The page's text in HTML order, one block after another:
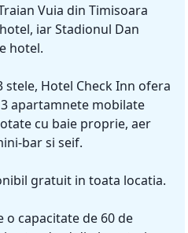
Vuia din Timisoara
iar Stadionul Dan
hotel.
stele, Hotel Check Inn ofera
apartamnete mobilate
cu baie proprie, aer
bar si seif.
gratuit in toata locatia.
capacitate de 60 de